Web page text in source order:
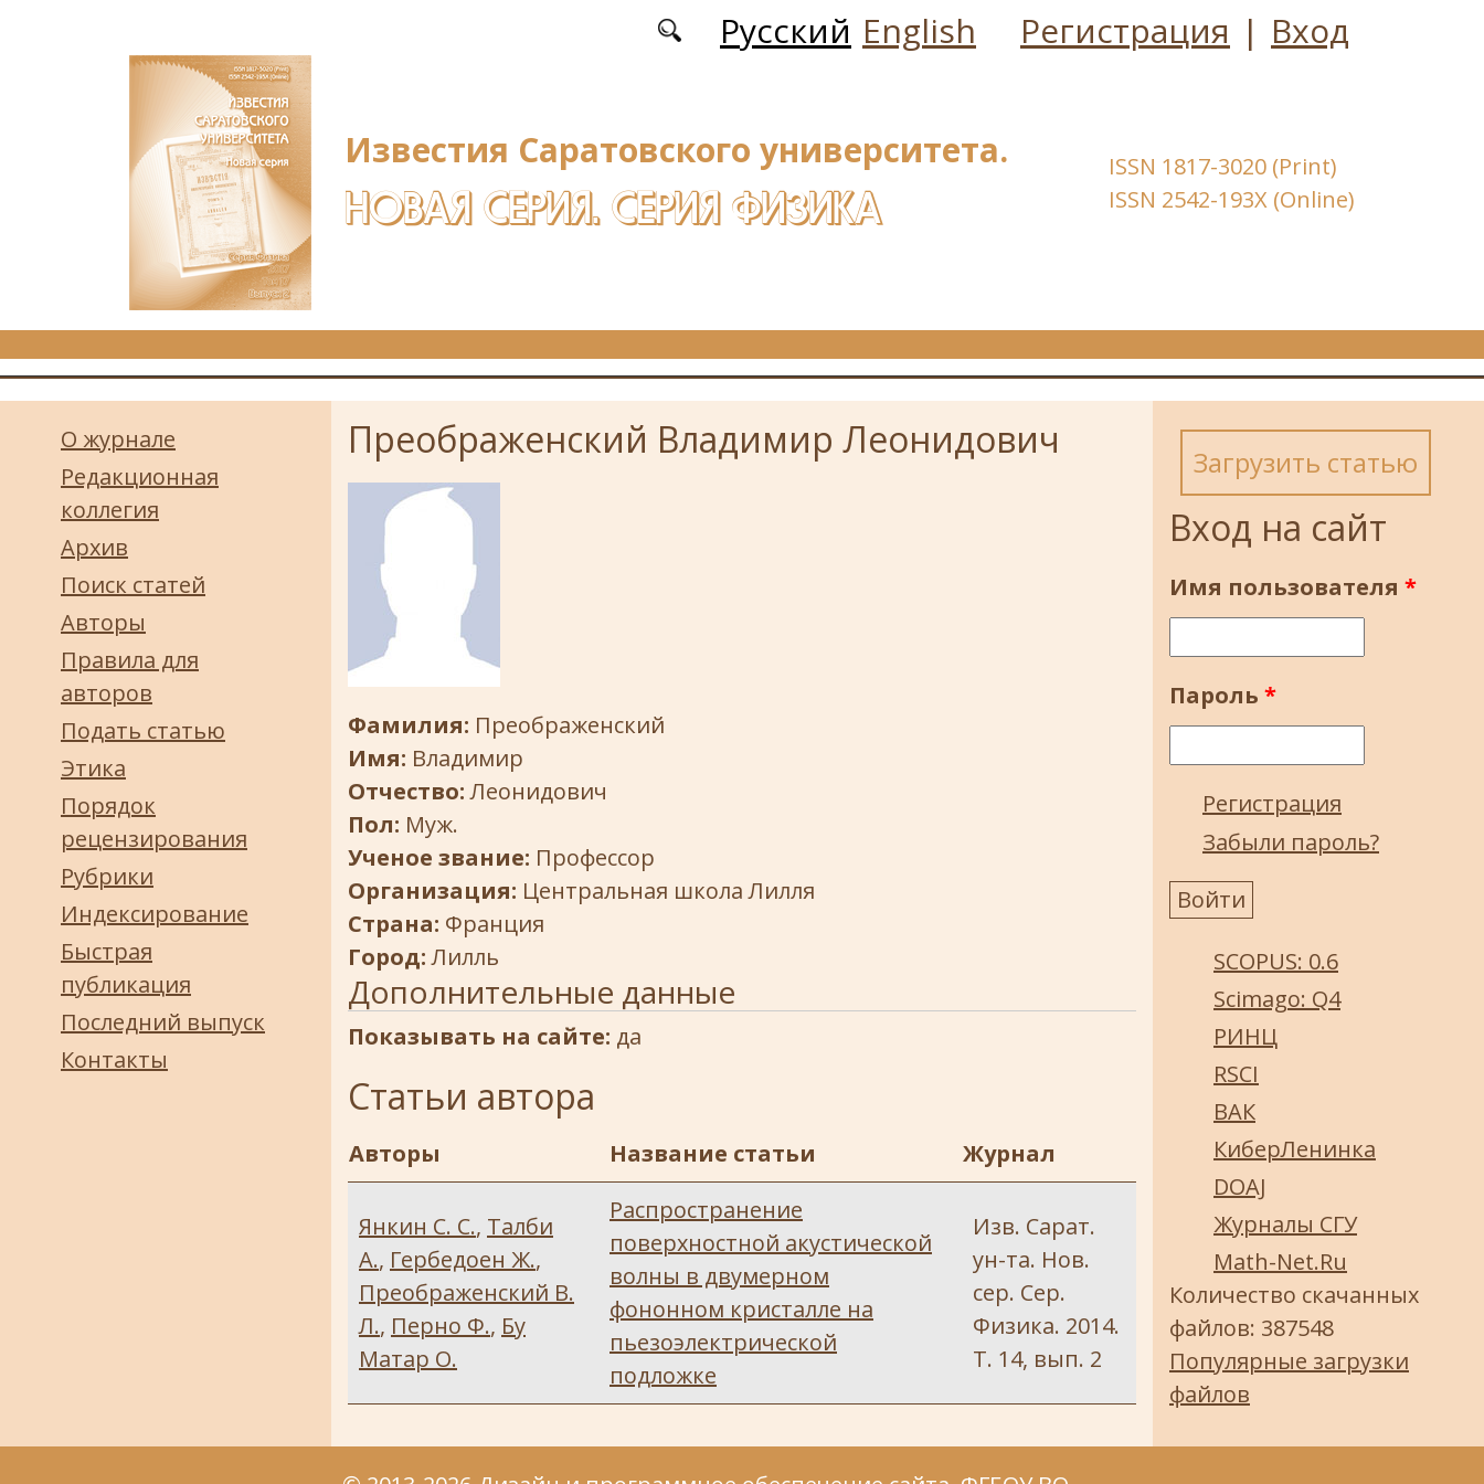
Русский English Регистрация | Вход
Известия Саратовского университета.
НОВАЯ СЕРИЯ. СЕРИЯ ФИЗИКА
ISSN 1817-3020 (Print)
ISSN 2542-193X (Online)
О журнале
Редакционная
коллегия
Архив
Поиск статей
Авторы
Правила для
авторов
Подать статью
Этика
Порядок
рецензирования
Рубрики
Индексирование
Быстрая
публикация
Последний выпуск
Контакты
Преображенский Владимир Леонидович
Фамилия: Преображенский
Имя: Владимир
Отчество:Леонидович
Пол: Муж.
Ученое звание: Профессор
Организация: Центральная школа Лилля
Страна: Франция
Город:Лилль
Дополнительные данные
Показывать на сайте: да
Статьи автора
Авторы Название статьи Журнал
Янкин С. С., Талби
А., Гербедоен Ж.,
Преображенский В.
Л., Перно Ф., Бу
Матар О.
Распространение
поверхностной акустической
волны в двумерном
фононном кристалле на
пьезоэлектрической
подложке
Изв. Сарат.
ун-та. Нов.
сер. Сер.
Физика. 2014.
Т. 14, вып. 2
Загрузить статью
Вход на сайт
Имя пользователя *
Пароль *
Регистрация
Забыли пароль?
SCOPUS: 0.6
Scimago: Q4
РИНЦ
RSCI
ВАК
КиберЛенинка
DOAJ
Журналы СГУ
Math-Net.Ru
Количество скачанных
файлов: 387548
Популярные загрузки
файлов